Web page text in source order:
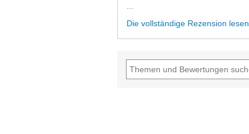
...
Die vollständige Rezension lesen